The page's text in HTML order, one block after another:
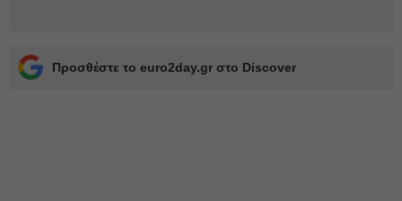
Προσθέστε το euro2day.gr στο Discover